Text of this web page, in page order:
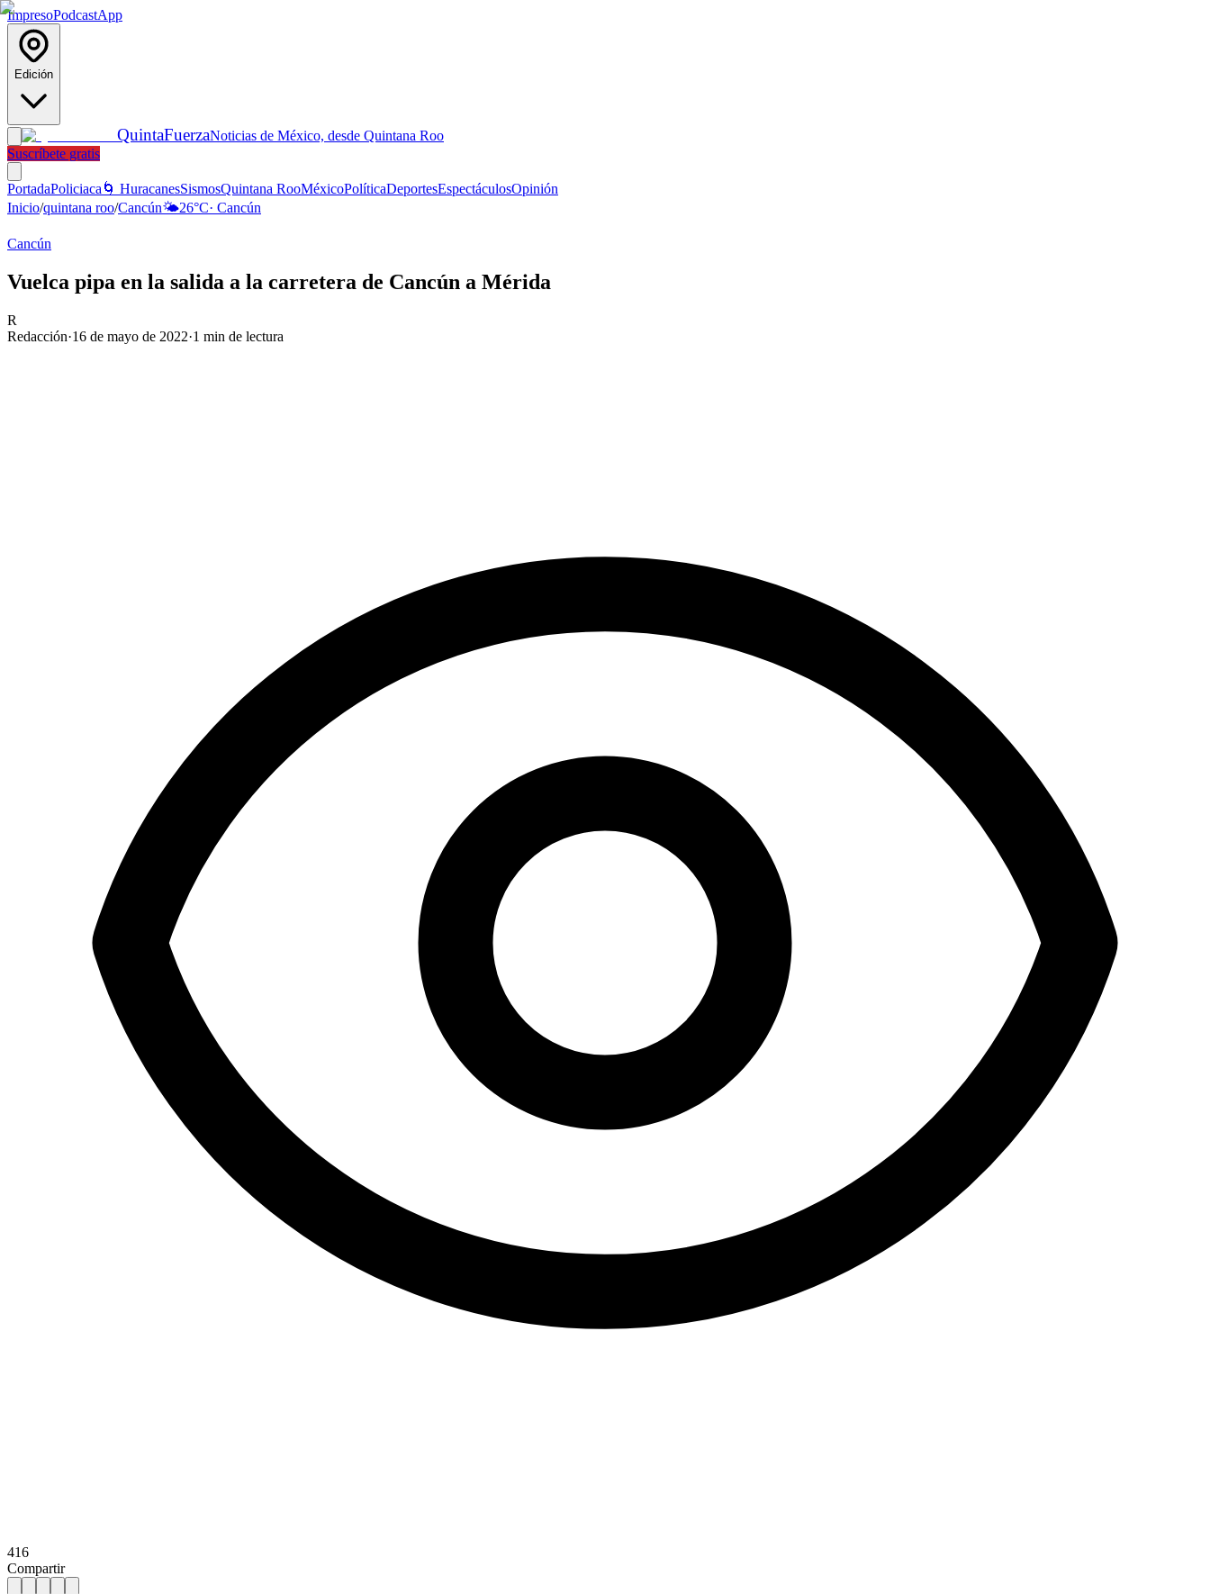
ImpresoPodcastApp
Edición
QuintaFuerzaNoticias de México, desde Quintana Roo
Suscríbete gratis
PortadaPoliciaca 🌀 HuracanesSismosQuintana RooMéxicoPolíticaDeportesEspectáculosOpinión
Inicio/quintana roo/Cancún🌤️26°C· Cancún
Cancún
Vuelca pipa en la salida a la carretera de Cancún a Mérida
R
Redacción·16 de mayo de 2022·1 min de lectura
416
Compartir